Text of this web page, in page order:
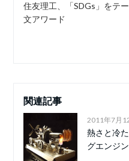
住友理工、「SDGs」をテ
文アワード
関連記事
2011年7月
熱さと冷
グエンジ